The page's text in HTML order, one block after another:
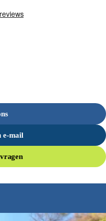
e-mail